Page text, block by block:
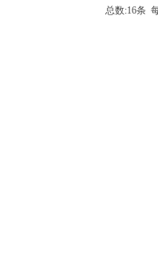
总数:16条